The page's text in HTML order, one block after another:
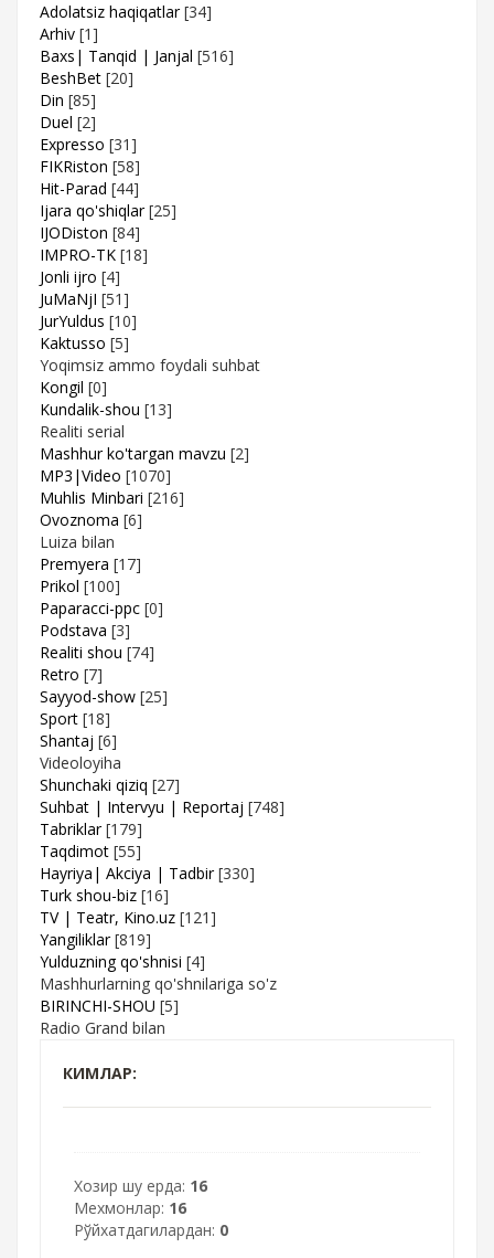
Adolatsiz haqiqatlar [34]
Arhiv [1]
Baxs| Tanqid | Janjal [516]
BeshBet [20]
Din [85]
Duel [2]
Expresso [31]
FIKRiston [58]
Hit-Parad [44]
Ijara qo'shiqlar [25]
IJODiston [84]
IMPRO-TK [18]
Jonli ijro [4]
JuMaNjI [51]
JurYuldus [10]
Kaktusso [5]
Yoqimsiz ammo foydali suhbat
Kongil [0]
Kundalik-shou [13]
Realiti serial
Mashhur ko'targan mavzu [2]
MP3|Video [1070]
Muhlis Minbari [216]
Ovoznoma [6]
Luiza bilan
Premyera [17]
Prikol [100]
Paparacci-ppc [0]
Podstava [3]
Realiti shou [74]
Retro [7]
Sayyod-show [25]
Sport [18]
Shantaj [6]
Videoloyiha
Shunchaki qiziq [27]
Suhbat | Intervyu | Reportaj [748]
Tabriklar [179]
Taqdimot [55]
Hayriya| Akciya | Tadbir [330]
Turk shou-biz [16]
TV | Teatr, Kino.uz [121]
Yangiliklar [819]
Yulduzning qo'shnisi [4]
Mashhurlarning qo'shnilariga so'z
BIRINCHI-SHOU [5]
Radio Grand bilan
КИМЛАР:
Хозир шу ерда: 16
Мехмонлар: 16
Рўйхатдагилардан: 0